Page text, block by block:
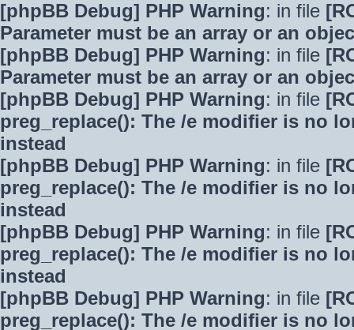
[phpBB Debug] PHP Warning: in file
Parameter must be an array or an
[phpBB Debug] PHP Warning: in file
Parameter must be an array or an
[phpBB Debug] PHP Warning: in file
preg_replace(): The /e modifier is no
instead
[phpBB Debug] PHP Warning: in file
preg_replace(): The /e modifier is no
instead
[phpBB Debug] PHP Warning: in file
preg_replace(): The /e modifier is no
instead
[phpBB Debug] PHP Warning: in file
preg_replace(): The /e modifier is no